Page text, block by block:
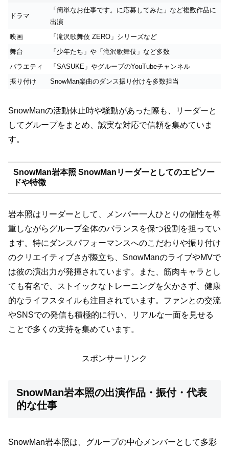
ドラマ
「簡単なお仕事です。に応募してみた」など複数作品に
出演
映画
「滝沢歌舞伎 ZERO」シリーズなど
舞台
「少年たち」や「滝沢歌舞伎」など多数
バラエティ
「SASUKE」やグループのYouTubeチャンネル
振り付け
SnowMan楽曲のダンス振り付けを多数担当
SnowManの活動休止時や騒動があった際も、リーダーと
してグループをまとめ、誠実な対応で信頼を集めていま
す。
SnowMan岩本照 SnowManリーダーとしてのエピソー
ドや特徴
岩本照はリーダーとして、メンバー一人ひとりの個性を尊
重しながらグループ全体のバランスを保つ役割を担ってい
ます。特にダンスパフォーマンスへのこだわりや振り付け
のクリエイティブさが際立ち、SnowManのライブやMVで
は彼の演出力が発揮されています。また、筋肉キャラとし
ても有名で、ストイックなトレーニングを欠かさず、健康
的なライフスタイルも注目されています。ファンとの交流
やSNSでの発信も積極的に行い、リアルな一面を見せる
ことで多くの支持を集めています。
スポンサーリンク
SnowMan岩本照の出演作品・振付・代表
的な仕事
SnowMan岩本照は、グループの中心メンバーとして多彩